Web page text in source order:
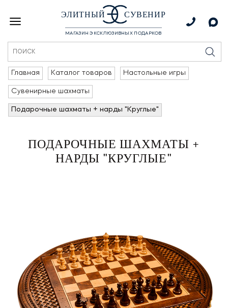
ЭЛИТНЫЙ СУВЕНИР
МАГАЗИН ЭКСКЛЮЗИВНЫХ ПОДАРКОВ
Главная Каталог товаров Настольные игры
Сувенирные шахматы
Подарочные шахматы + нарды "Круглые"
ПОДАРОЧНЫЕ ШАХМАТЫ +
НАРДЫ "КРУГЛЫЕ"